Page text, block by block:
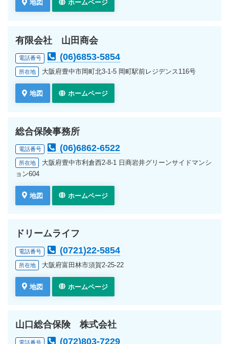
地図 ホームページ
有限会社 山田商会
電話番号 (06)6853-5854
所在地 大阪府豊中市岡町北3-1-5 岡町駅前レジデンス116号
地図 ホームページ
総合保険事務所
電話番号 (06)6862-6522
所在地
大阪府豊中市利倉西2-8-1 日商岩井グリーンサイドマンシ
ョン604
地図 ホームページ
ドリームライフ
電話番号 (0721)22-5854
所在地 大阪府富田林市須賀2-25-22
地図 ホームページ
山口総合保険 株式会社
電話番号 (072)803-7229